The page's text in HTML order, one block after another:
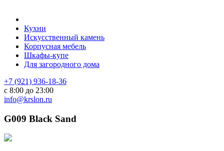
Кухни
Искусственный камень
Корпусная мебель
Шкафы-купе
Для загородного дома
+7 (921) 936-18-36
с 8:00 до 23:00
info@krslon.ru
G009 Black Sand